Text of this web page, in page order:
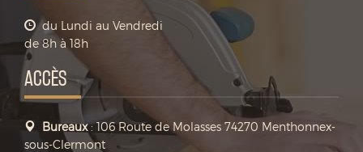
du Lundi au Vendredi
de 8h à 18h
ACCÈS
Bureaux: 106 Route de Molasses 74270 Menthonnex-
sous-Clermont